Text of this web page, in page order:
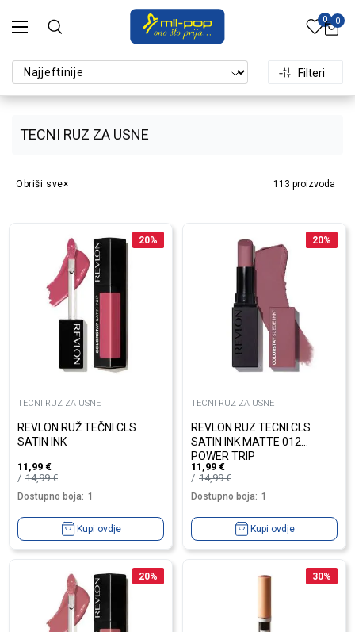
0 0
TECNI RUZ ZA USNE
Filteri
113 proizvoda
Obriši sve
20%
TECNI RUZ ZA USNE
REVLON RUŽ TEČNI CLS
SATIN INK
11,99 €
14,99€
Dostupno boja: 1
Kupi ovdje
20%
TECNI RUZ ZA USNE
REVLON RUZ TECNI CLS
SATIN INK MATTE 012
POWER TRIP
11,99 €
14,99€
Dostupno boja: 1
Kupi ovdje
20% 30%